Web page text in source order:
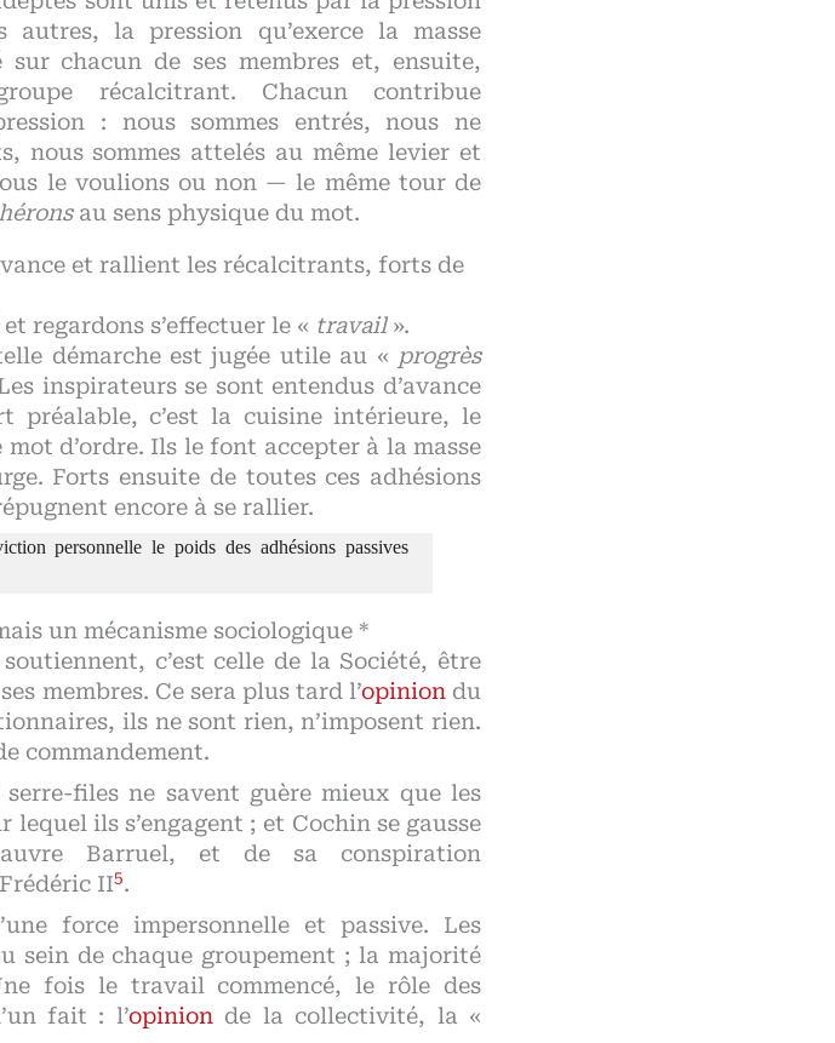
la pression qu’exerce la masse
chacun de ses membres et, ensuite,
récalcitrant. Chacun contribue
: nous sommes entrés, nous ne
nous sommes attelés au même levier et
le voulions ou non — le même tour de
au sens physique du mot.
et rallient les récalcitrants, forts de
regardons s’effectuer le « travail».
démarche est jugée utile au « progrès
inspirateurs se sont entendus d’avance
préalable, c’est la cuisine intérieure, le
d’ordre. Ils le font accepter à la masse
Forts ensuite de toutes ces adhésions
encore à se rallier.
personnelle le poids des adhésions passives
un mécanisme sociologique *
c’est celle de la Société, être
membres. Ce sera plus tard l’opinion du
ils ne sont rien, n’imposent rien.
commandement.
files ne savent guère mieux que les
ils s’engagent ; et Cochin se gausse
Barruel, et de sa conspiration
II5.
force impersonnelle et passive. Les
sein de chaque groupement ; la majorité
fois le travail commencé, le rôle des
fait : l’opinion de la collectivité, la «